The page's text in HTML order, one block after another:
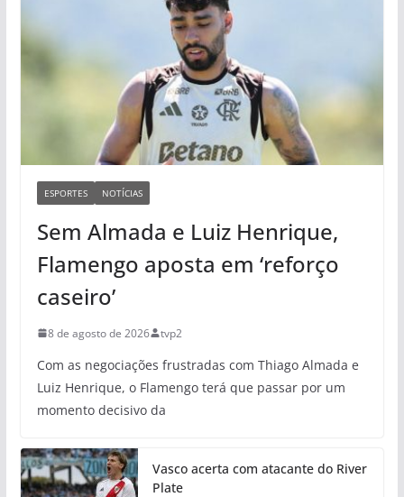
ESPORTES NOTÍCIAS
Sem Almada e Luiz Henrique,
Flamengo aposta em ‘reforço
caseiro’
8 de agosto de 2026 tvp2
Com as negociações frustradas com Thiago Almada e
Luiz Henrique, o Flamengo terá que passar por um
momento decisivo da
Vasco acerta com atacante do River
Plate